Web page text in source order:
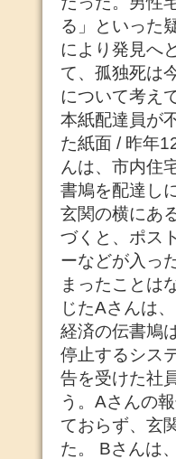
る」といった
により発見へ
て、孤独死は
について考え
本紙配達員が
た紙面 / 昨年
んは、市内住
書鳩を配達し
玄関の横にあ
づくと、ポス
ーなどが入っ
まったことは
じたAさんは
経済の伝書鳩
停止するシス
告を受けた社
う。Aさんの
ておらず、玄
た。 Bさんは